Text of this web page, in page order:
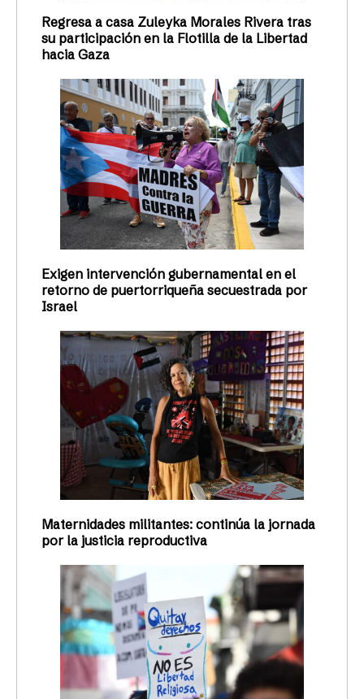
Regresa a casa Zuleyka Morales Rivera tras
su participación en la Flotilla de la Libertad
hacia Gaza
Exigen intervención gubernamental en el
retorno de puertorriqueña secuestrada por
Israel
Maternidades militantes: continúa la jornada
por la justicia reproductiva